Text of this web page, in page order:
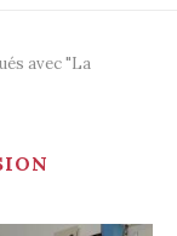
avec "La